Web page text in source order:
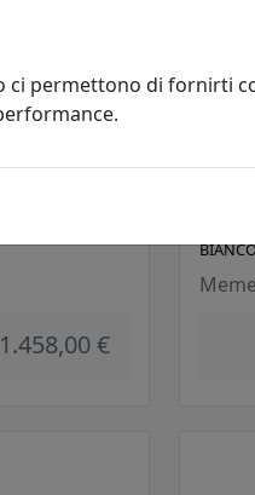
1.458,00 €
ci permettono di fornirti